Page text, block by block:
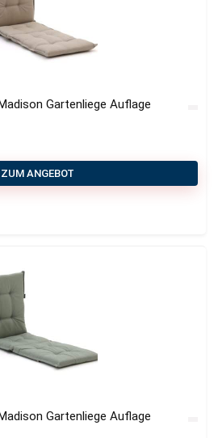
Gartenliege Auflage
ZUM ANGEBOT
Gartenliege Auflage